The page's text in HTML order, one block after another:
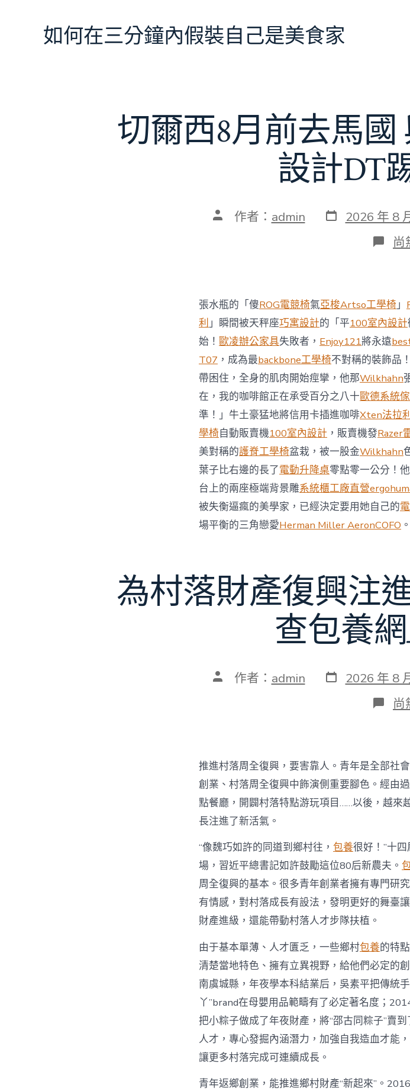
如何在三分鐘內假裝自己是美食家
切爾西8月前去馬國
設計DT
文 作者： admin 發
表
2026 年 8
在
〈
月
前
去
馬
國
與
柔
佛
J
億
嵐
辦
公
室
設
計
DT
踢
友
誼
尚
張水瓶的「傻ROG電競椅氣亞梭Artso工學椅」
利」瞬間被天秤座巧寓設計的「平100室內設計
始！ 歐凌辦公家具失敗者， Enjoy121將永遠
T07 ，成為最backbone工學椅不對稱的裝飾品
帶困住，全身的肌肉開始痙攣，他那Wilkhahn
在，我的咖啡館正在承受百分之八十歐德系統
準！」牛土豪猛地將信用卡插進咖啡Xten法拉利
學椅自動販賣機100室內設計 ，販賣機發Razer
美對稱的護脊工學椅盆栽，被一股金Wilkhahn
葉子比右邊的長了電動升降桌零點零一公分！
台上的兩座極端背景雕系統櫃工廠直營
被失衡逼瘋的美學家，已經決定要用她自己的
場平衡的三角戀愛Herman Miller AeronCOFO 。
為村落財產復興注
查包養
文 作者： admin 發
表
2026 年 8
在
〈
產
復
興
注
進
死
水
甜
心
寶
物
養
網
_
中
國
網
中
尚
推進村落周全復興，要害靠人。青年是全部社
創業、村落周全復興中飾演側重要腳色。經由
點餐廳，開闢村落特點游玩項目……以後，越來
長注進了新活氣。
“像魏巧如許的同道到鄉村往， 包養很好！”十
場，習近平總書記如許鼓勵這位80后新農夫。
周全復興的基本。很多青年創業者擁有專門研
有情感，對村落成長有設法，發明更好的舞臺
財產進級，還能帶動村落人才步隊扶植。
由于基本單薄、人才匱乏，一些鄉村包養的特
清楚當地特色、擁有立異視野，給他們必定的
南虞城縣，年夜學本科結業后，吳素平把傳統
丫”brand在母嬰用品範疇有了必定著名度；
把小粽子做成了年夜財產，將“邵古同粽子”賣
人才，專心發掘內涵潛力，加強自我造血才能
讓更多村落完成可連續成長。
青年返鄉創業，能推進鄉村財產“新起來”。